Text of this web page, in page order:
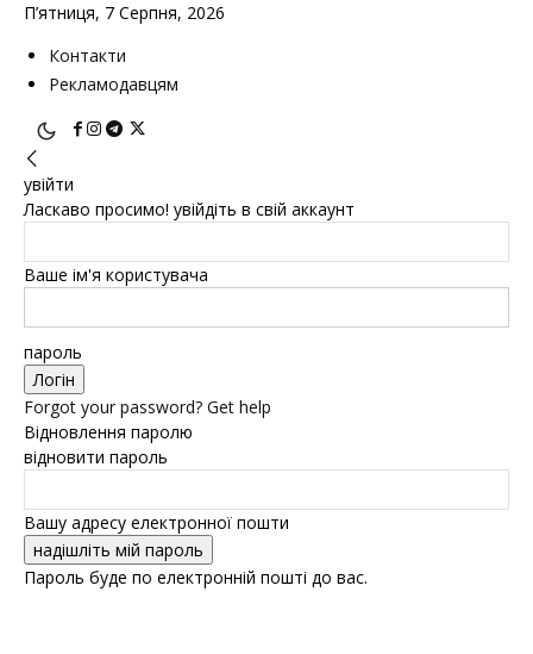
П’ятниця, 7 Серпня, 2026
Контакти
Рекламодавцям
увійти
Ласкаво просимо! увійдіть в свій аккаунт
Ваше ім'я користувача
пароль
Forgot your password? Get help
Відновлення паролю
відновити пароль
Вашу адресу електронної пошти
Пароль буде по електронній пошті до вас.